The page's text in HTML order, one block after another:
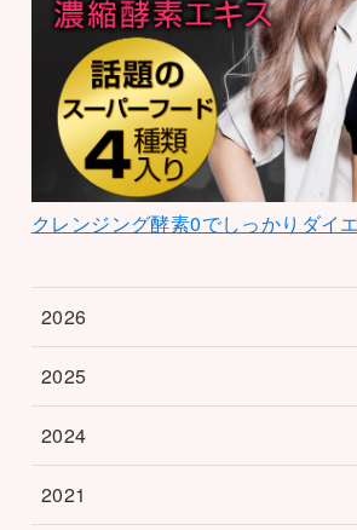
クレンジング酵素0でしっかりダイ
2026
2025
2024
2021